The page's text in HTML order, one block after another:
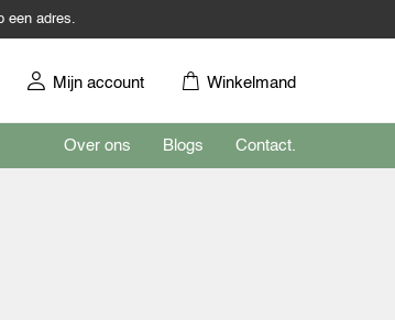
een adres.
Mijn account Winkelmand
Over ons Blogs Contact.